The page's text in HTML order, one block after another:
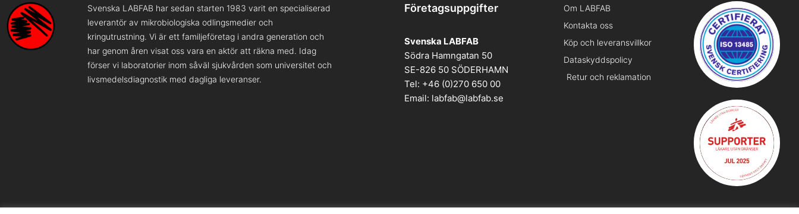
Svenska LABFAB har sedan starten 1983 varit en specialiserad
leverantör av mikrobiologiska odlingsmedier och
kringutrustning. Vi är ett familjeföretag i andra generation och
har genom åren visat oss vara en aktör att räkna med. Idag
förser vi laboratorier inom såväl sjukvården som universitet och
livsmedelsdiagnostik med dagliga leveranser.
Företagsuppgifter
Svenska LABFAB
Södra Hamngatan 50
SE-826 50 SÖDERHAMN
Tel: +46 (0)270 650 00
Email: labfab@labfab.se
Om LABFAB
Kontakta oss
Köp och leveransvillkor
Dataskyddspolicy
Retur och reklamation